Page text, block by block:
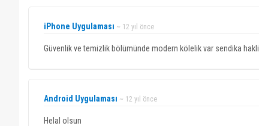
iPhone Uygulaması ~ 12 yıl önce
Güvenlik ve temizlik bölümünde modern kölelik var sendika hakli
Android Uygulaması ~ 12 yıl önce
Helal olsun